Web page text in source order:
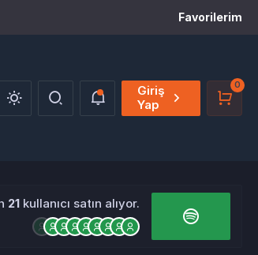
Favorilerim
Giriş
Yap
0
21 kullanıcı satın alıyor.